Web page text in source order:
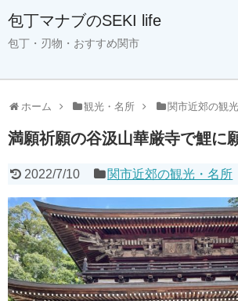
包丁マナブのSEKI life
包丁・刃物・おすすめ関市
ホーム 観光・名所 関市近郊の観
満願祈願の谷汲山華厳寺で鯉に
2022/7/10 関市近郊の観光・名所